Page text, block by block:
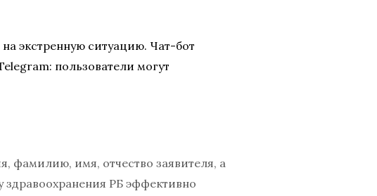
экстренную ситуацию. Чат-бот
пользователи могут
фамилию, имя, отчество заявителя, а
здравоохранения РБ эффективно